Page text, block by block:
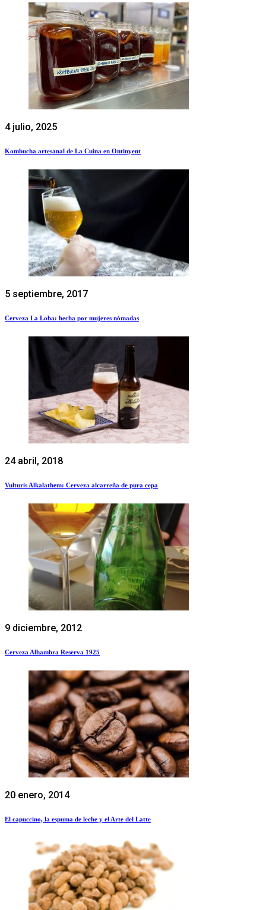
4 julio, 2025
Kombucha artesanal de La Cuina en Ontinyent
5 septiembre, 2017
Cerveza La Loba: hecha por mujeres nómadas
24 abril, 2018
Vulturis Alkalathem: Cerveza alcarreña de pura cepa
9 diciembre, 2012
Cerveza Alhambra Reserva 1925
20 enero, 2014
El capuccino, la espuma de leche y el Arte del Latte